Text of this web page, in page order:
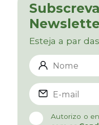
Esteja a par
Autorizo o